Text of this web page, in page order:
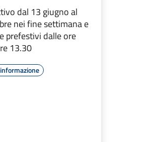
dal 13 giugno al
nei fine settimana e
prefestivi dalle ore
13.30